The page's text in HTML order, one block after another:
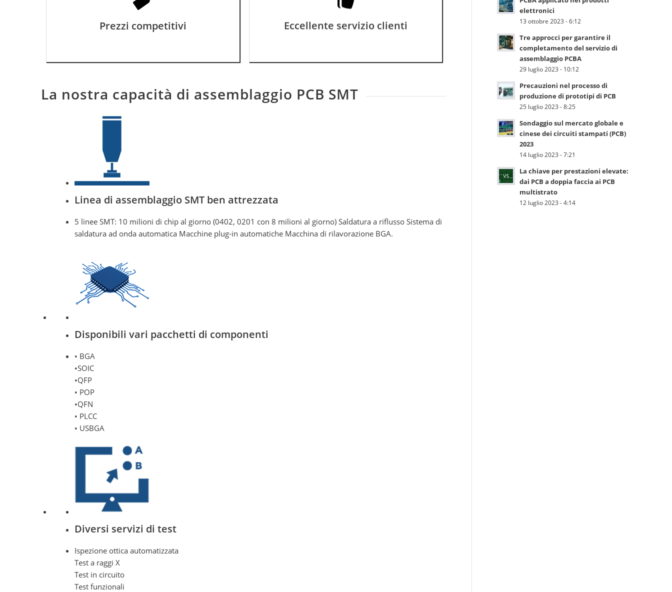
Prezzi competitivi
che offrono materiali qualificati a prezzi
inferiori. Pertanto, possiamo offrire ai
Eccellente servizio clienti
nostro team di supporto professionale
offre un servizio online 24 ore su 24, 7
soddisfacente.
La nostra capacità di assemblaggio PCB SMT
Linea di assemblaggio SMT ben attrezzata
5 linee SMT: 10 milioni di chip al giorno (0402, 0201 con 8 milioni al giorno) Saldatura a riflusso Sistema di
saldatura ad onda automatica Macchine plug-in automatiche Macchina di rilavorazione BGA.
Disponibili vari pacchetti di componenti
• BGA
•SOIC
•QFP
• POP
•QFN
• PLCC
• USBGA
Diversi servizi di test
Ispezione ottica automatizzata
Test a raggi X
Test in circuito
Test funzionali
elettronici
13 ottobre 2023 - 6:12
Tre approcci per garantire il
completamento del servizio di
assemblaggio PCBA
29 luglio 2023 - 10:12
Precauzioni nel processo di
produzione di prototipi di PCB
25 luglio 2023 - 8:25
Sondaggio sul mercato globale e
cinese dei circuiti stampati (PCB)
2023
14 luglio 2023 - 7:21
La chiave per prestazioni elevate:
dai PCB a doppia faccia ai PCB
multistrato
12 luglio 2023 - 4:14